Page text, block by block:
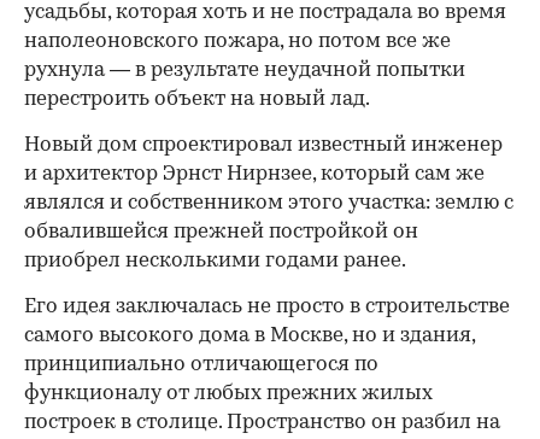
усадьбы, которая хоть и не пострадала во время
наполеоновского пожара, но потом все же
рухнула — в результате неудачной попытки
перестроить объект на новый лад.
Новый дом спроектировал известный инженер
и архитектор Эрнст Нирнзее, который сам же
являлся и собственником этого участка: землю с
обвалившейся прежней постройкой он
приобрел несколькими годами ранее.
Его идея заключалась не просто в строительстве
самого высокого дома в Москве, но и здания,
принципиально отличающегося по
функционалу от любых прежних жилых
построек в столице. Пространство он разбил на